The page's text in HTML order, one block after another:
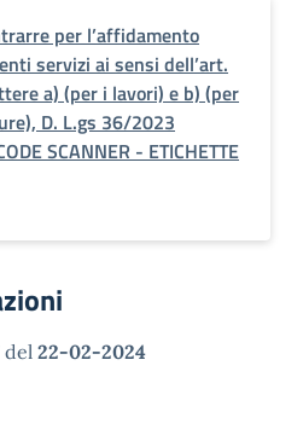
per l’affidamento
servizi ai sensi dell’art.
a) (per i lavori) e b) (per
D. L.gs 36/2023
SCANNER - ETICHETTE
del 22-02-2024